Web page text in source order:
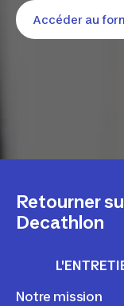
Accéder au
Retourner
Decathlon
Notre mission